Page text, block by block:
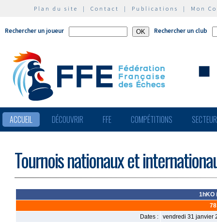
Plan du site | Contact | Publications | Mon
Rechercher un joueur Rechercher un club
ACCUEIL DÉCOUVRIR FFE COMPÉTITIONS
Tournois nationaux et
1hKO
Dates :
vendredi 31 janvier